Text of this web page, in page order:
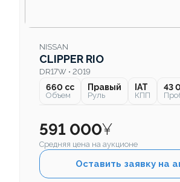
NISSAN
CLIPPER RIO
DR17W • 2019
660 cc
Объем
Правый
Руль
IAT
КПП
43
591 000¥
Средняя цена на аукционе
Оставить заявку на